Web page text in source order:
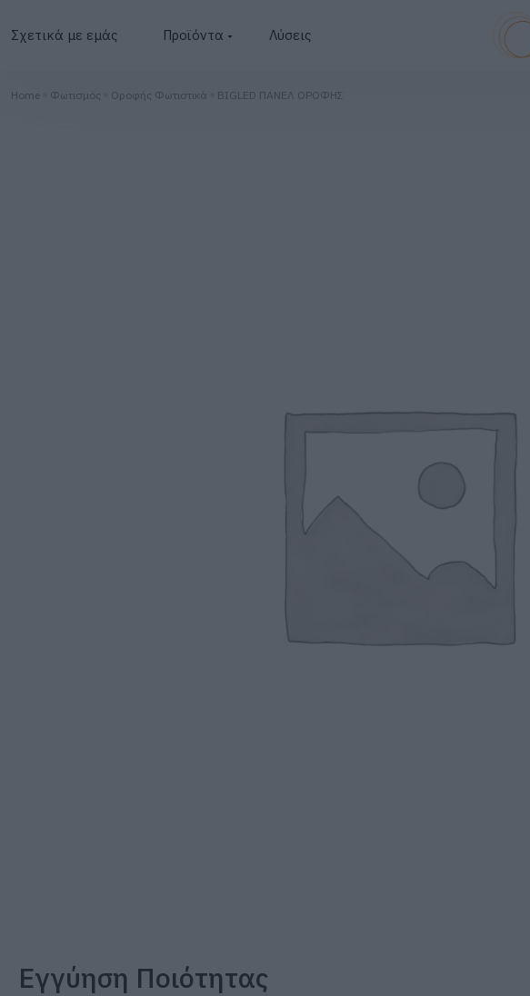
Σχετικά με εμάς Προϊόντα
Φωτοβολταϊκά
Λύσεις
Home Φωτισμός Οροφής Φωτιστικά BIGLED ΠΑΝΕΛ ΟΡΟΦΗΣ
Εγγύηση Ποιότητας